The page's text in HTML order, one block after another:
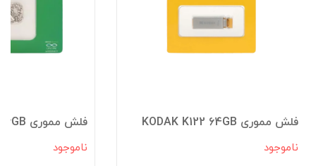
فلش مموری KODAK K122 64GB
ناموجود
فلش مموری Apacer AH112 16GB
ناموجود